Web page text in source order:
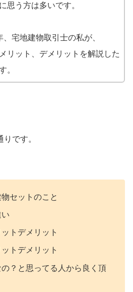
思う方は多いです。
宅地建物取引士の私が、
リット、デメリットを解説した
。
です。
セットのこと
トデメリット
トデメリット
？と思ってる人から良く頂